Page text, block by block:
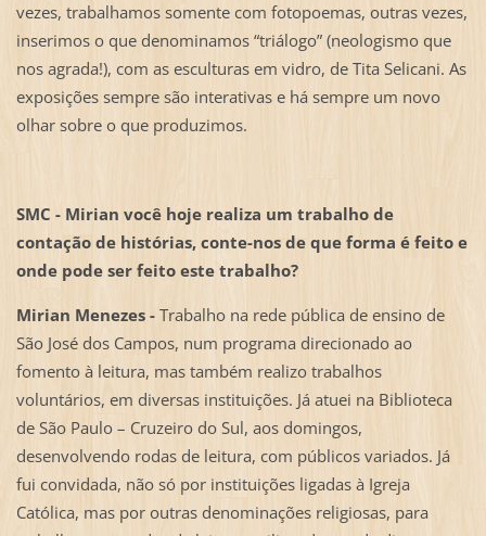
vezes, trabalhamos somente com fotopoemas, outras vezes,
inserimos o que denominamos “triálogo” (neologismo que
nos agrada!), com as esculturas em vidro, de Tita Selicani. As
exposições sempre são interativas e há sempre um novo
olhar sobre o que produzimos.
SMC - Mirian você hoje realiza um trabalho de
contação de histórias, conte-nos de que forma é feito e
onde pode ser feito este trabalho?
Mirian Menezes -Trabalho na rede pública de ensino de
São José dos Campos, num programa direcionado ao
fomento à leitura, mas também realizo trabalhos
voluntários, em diversas instituições. Já atuei na Biblioteca
de São Paulo – Cruzeiro do Sul, aos domingos,
desenvolvendo rodas de leitura, com públicos variados. Já
fui convidada, não só por instituições ligadas à Igreja
Católica, mas por outras denominações religiosas, para